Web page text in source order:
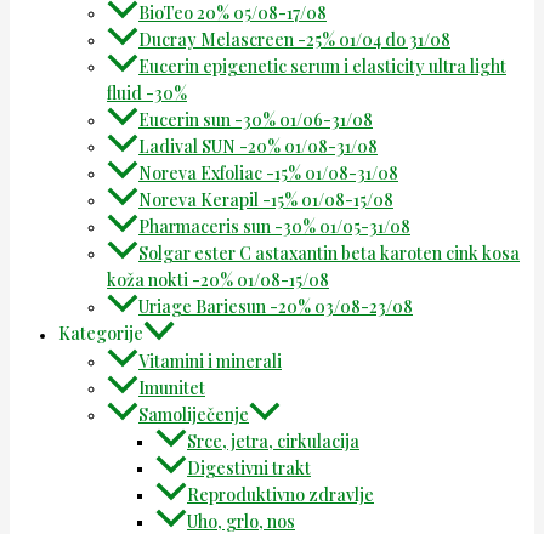
BioTeo 20% 05/08-17/08
Ducray Melascreen -25% 01/04 do 31/08
Eucerin epigenetic serum i elasticity ultra light
fluid -30%
Eucerin sun -30% 01/06-31/08
Ladival SUN -20% 01/08-31/08
Noreva Exfoliac -15% 01/08-31/08
Noreva Kerapil -15% 01/08-15/08
Pharmaceris sun -30% 01/05-31/08
Solgar ester C astaxantin beta karoten cink kosa
koža nokti -20% 01/08-15/08
Uriage Bariesun -20% 03/08-23/08
Kategorije
Vitamini i minerali
Imunitet
Samoliječenje
Srce, jetra, cirkulacija
Digestivni trakt
Reproduktivno zdravlje
Uho, grlo, nos